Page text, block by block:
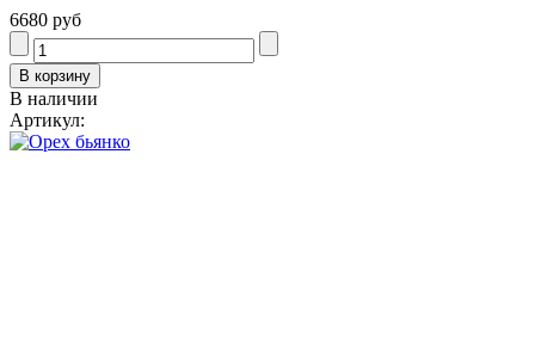
6680 руб
В наличии
Артикул: